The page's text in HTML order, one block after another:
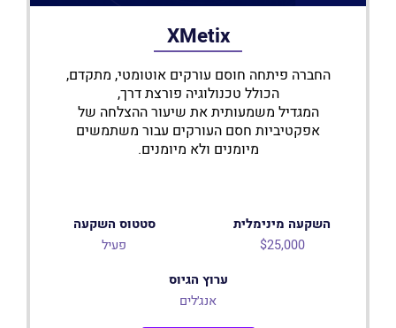
XMetix
החברה פיתחה חוסם עורקים אוטומטי, מתקדם,
הכולל טכנולוגיה פורצת דרך,
המגדיל משמעותית את שיעור ההצלחה של
אפקטיביות חסם העורקים עבור משתמשים
מיומנים ולא מיומנים.
השקעה מינימלית
$25,000
סטטוס השקעה
פעיל
ערוץ הגיוס
אנג׳לים